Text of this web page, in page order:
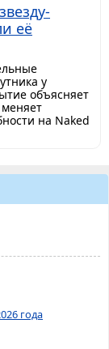
её
у
объясняет
на Naked
года